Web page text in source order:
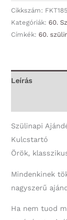
Boldog
60.
Szülinapot!
Szülinapi
Cikkszám: FKT185
Kategóriák: 60.
Címkék: 60.
Leírás
Szülinapi
Kulcstartó
Örök,
Mindenkinek
nagyszerű
Ha nem tuod